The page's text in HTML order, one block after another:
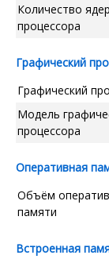
Количество ядер
процессора
Графический
Графический
Модель
процессора
Оперативная
Объём
памяти
Встроенная